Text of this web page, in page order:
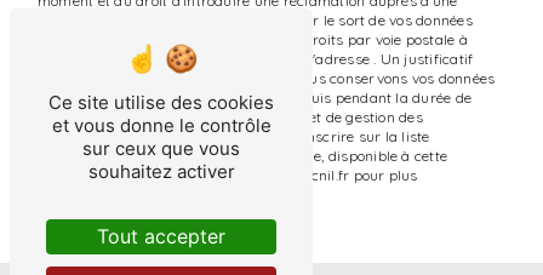
autorité de contrôle, ainsi que d’organiser le sort de vos données
post-mortem. Vous pouvez exercer ces droits par voie postale à
l'adresse ou par courrier électronique à l'adresse . Un justificatif
d'identité pourra vous être demandé. Nous conservons vos données
pendant la période de prise de contact puis pendant la durée de
prescription légale aux fins probatoires et de gestion des
contentieux. Vous avez le droit de vous inscrire sur la liste
d'opposition au démarchage téléphonique, disponible à cette
adresse:Bloctel.gouv.fr. Consultez le site cnil.fr pour plus
Ce site utilise des cookies
et vous donne le contrôle
sur ceux que vous
souhaitez activer
Tout accepter